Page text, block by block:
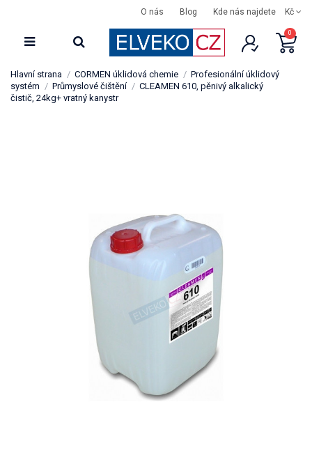
O nás Blog Kde nás najdete Kč
0
Hlavní strana CORMEN úklidová chemie
Profesionální úklidový
systém
Průmyslové čištění
CLEAMEN 610, pěnivý alkalický
čistič, 24kg+ vratný kanystr